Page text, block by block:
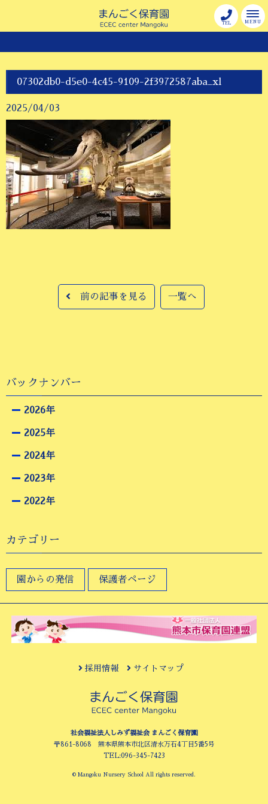
MENU
TEL
07302db0-d5e0-4c45-9109-2f3972587aba_xl
2025/04/03
前の記事を見る 一覧へ
バックナンバー
2026年
2025年
2024年
2023年
2022年
カテゴリー
園からの発信 保護者ページ
採用情報 サイトマップ
社会福祉法人しみず福祉会 まんごく保育園
〒861-8068 熊本県熊本市北区清水万石4丁目5番5号
TEL:096-345-7423
© Mangoku Nursery School All rights reserved.